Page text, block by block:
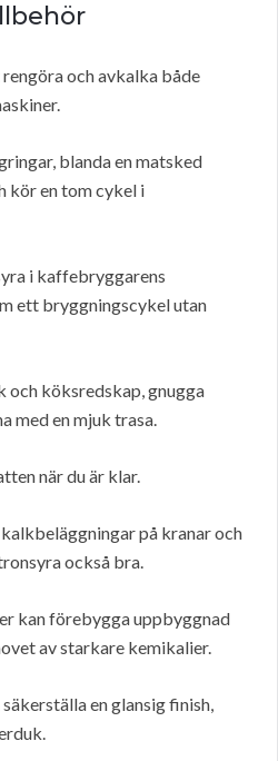
och avkalka både
blanda en matsked
kör en tom cykel i
i kaffebryggarens
ett bryggningscykel utan
köksredskap, gnugga
med en mjuk trasa.
när du är klar.
på kranar och
också bra.
kan förebygga uppbyggnad
av starkare kemikalier.
en glansig finish,